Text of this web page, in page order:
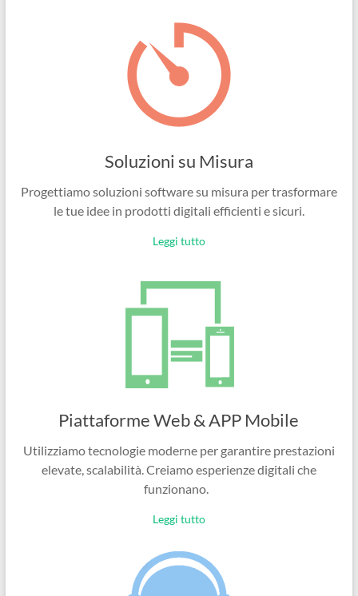
Soluzioni su Misura
Progettiamo soluzioni software su misura per trasformare
le tue idee in prodotti digitali efficienti e sicuri.
Leggi tutto
Piattaforme Web & APP Mobile
Utilizziamo tecnologie moderne per garantire prestazioni
elevate, scalabilità. Creiamo esperienze digitali che
funzionano.
Leggi tutto